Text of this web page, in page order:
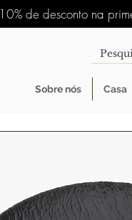
10% de desconto na
Sobre nós Casa